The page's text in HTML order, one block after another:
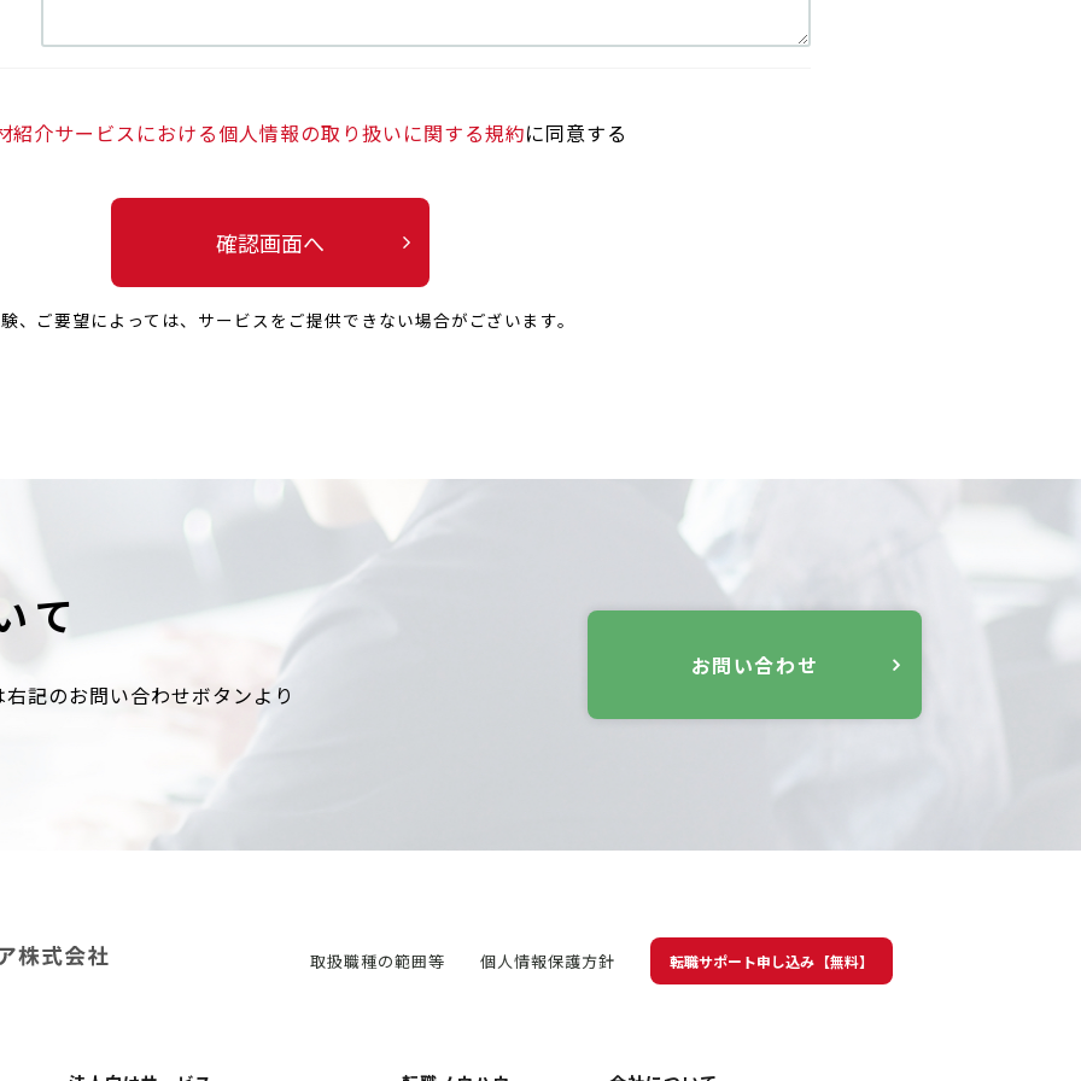
紹介サービスにおける個人情報の取り扱いに関する規約に同意する
確認画面へ
、ご要望によっては、 サービスをご提供できない場合がございます。
て
記のお問い合わせボタンより
お問い合わせ
取扱職種の範囲等 個人情報保護方針 転職サポート申し込み【無料】